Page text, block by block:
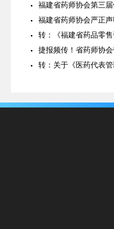
福建省药师协会第三
福建省药师协会严正声
转：《福建省药品零
捷报频传！省药师协
转：关于《医药代表管